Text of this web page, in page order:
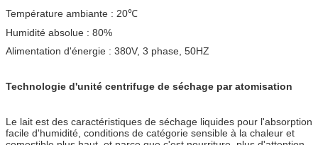
Température ambiante : 20℃
Humidité absolue : 80%
Alimentation d'énergie : 380V, 3 phase, 50HZ
Technologie d'unité centrifuge de séchage par atomisation
Le lait est des caractéristiques de séchage liquides pour l'absorption
facile d'humidité, conditions de catégorie sensible à la chaleur et